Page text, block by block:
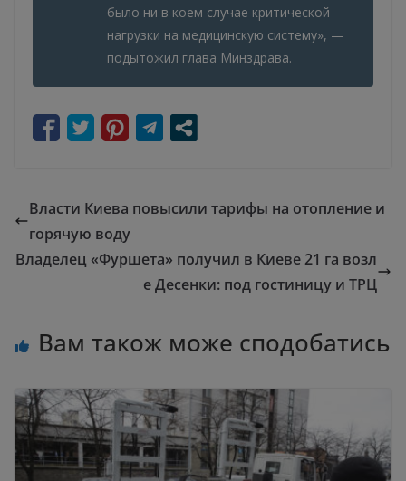
было ни в коем случае критической
нагрузки на медицинскую систему», —
подытожил глава Минздрава.
Власти Киева повысили тарифы на отопление и
горячую воду
Владелец «Фуршета» получил в Киеве 21 га возл
е Десенки: под гостиницу и ТРЦ
Вам також може сподобатись